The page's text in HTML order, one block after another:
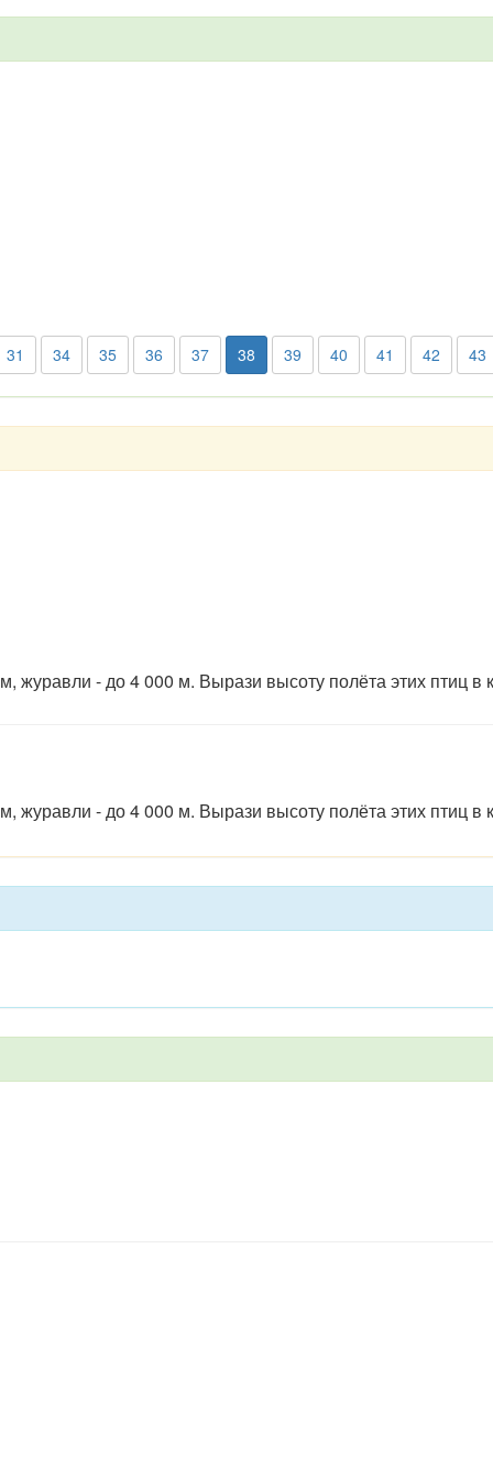
31 34 35 36 37 38 39 40 41 42 43
- до 4 000 м. Вырази высоту полёта этих птиц в
- до 4 000 м. Вырази высоту полёта этих птиц в